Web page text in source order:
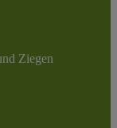
Ziegen